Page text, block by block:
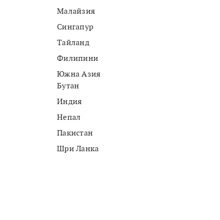
Малайзия
Сингапур
Тайланд
Филипини
Южна Азия
Бутан
Индия
Непал
Пакистан
Шри Ланка